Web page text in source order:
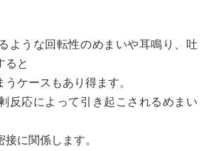
ような回転性のめまいや耳鳴り、吐
ると
ケースもあり得ます。
反応によって引き起こされるめまい
に関係します。